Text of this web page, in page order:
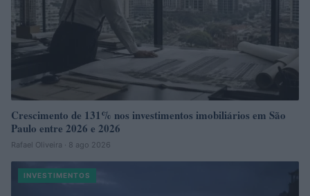
Crescimento de 131% nos investimentos imobiliários em São
Paulo entre 2026 e 2026
Rafael Oliveira · 8 ago 2026
INVESTIMENTOS